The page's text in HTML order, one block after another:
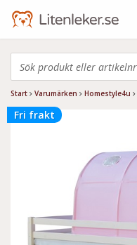
Start Varumärken Homestyle4u
Fri frakt